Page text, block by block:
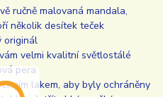
ručně malovaná mandala,
několik desítek teček
originál
velmi kvalitní světlostálé
pera
lakem, aby byly ochráněny